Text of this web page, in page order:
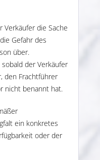
Verkäufer die Sache
Gefahr des
über.
der Verkäufer
den Frachtführer
nicht benannt hat.
ein konkretes
oder der